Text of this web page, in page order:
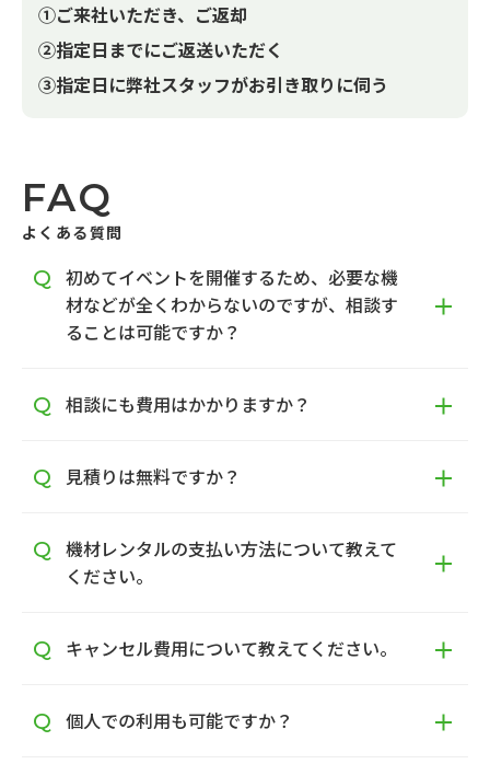
①ご来社いただき、ご返却
②指定日までにご返送いただく
③指定日に弊社スタッフがお引き取りに伺う
FAQ
よくある質問
初めてイベントを開催するため、必要な機
材などが全くわからないのですが、相談す
ることは可能ですか？
相談にも費用はかかりますか？
見積りは無料ですか？
機材レンタルの支払い方法について教えて
ください。
キャンセル費用について教えてください。
個人での利用も可能ですか？